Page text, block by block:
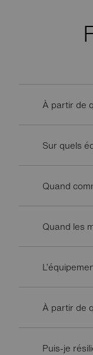
À partir de
Sur quels
Quand
Quand les
À partir de
Puis-je